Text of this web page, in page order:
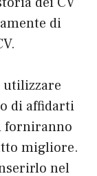
di
utilizzare
di affidarti
forniranno
migliore.
nel